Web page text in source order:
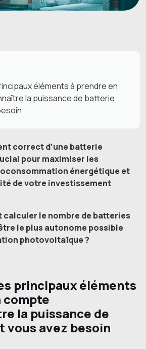
éléments à prendre en
la puissance de batterie
correct d’une batterie
pour maximiser les
énergétique et
de votre investissement
calculer le nombre de batteries
le plus autonome possible
photovoltaïque ?
principaux éléments
compte
la puissance de
vous avez besoin